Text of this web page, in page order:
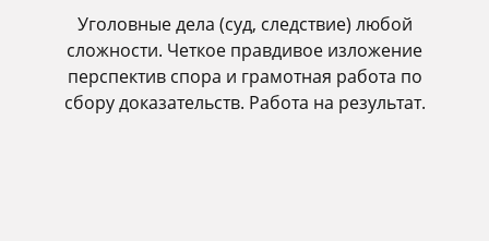
Уголовные дела (суд, следствие) любой
сложности. Четкое правдивое изложение
перспектив спора и грамотная работа по
сбору доказательств. Работа на результат.